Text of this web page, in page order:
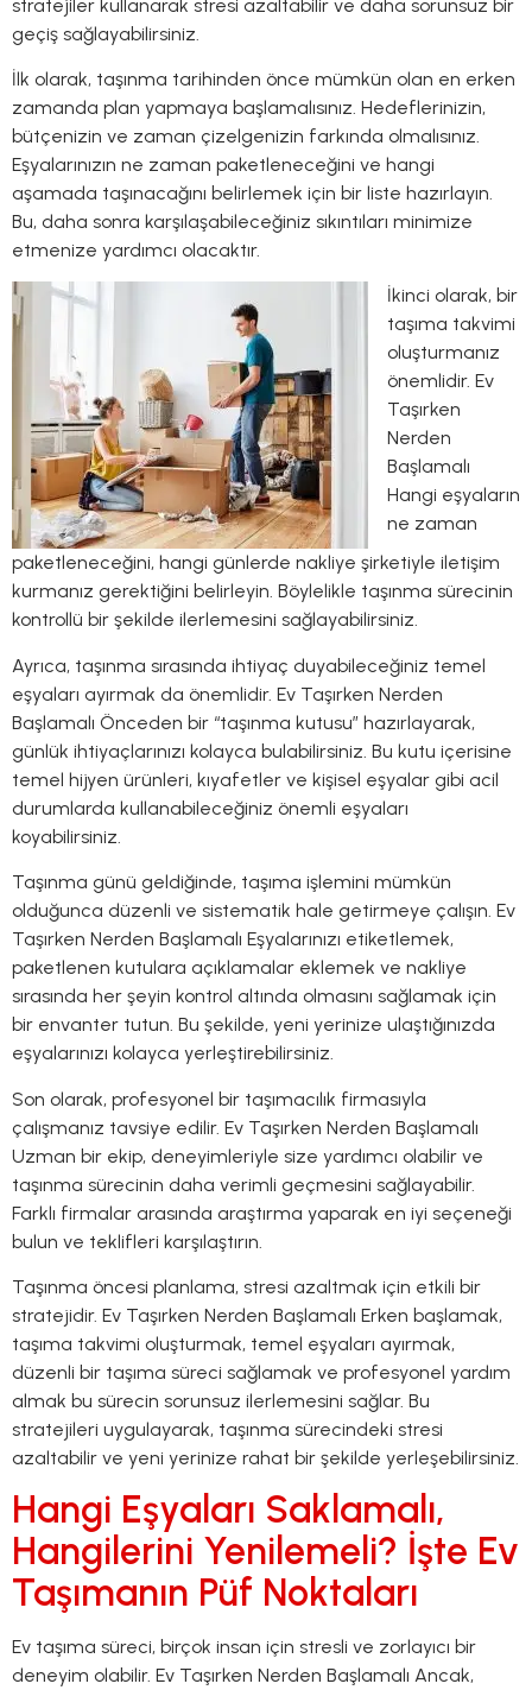
stratejiler kullanarak stresi azaltabilir ve daha sorunsuz bir
geçiş sağlayabilirsiniz.
İlk olarak, taşınma tarihinden önce mümkün olan en erken
zamanda plan yapmaya başlamalısınız. Hedeflerinizin,
bütçenizin ve zaman çizelgenizin farkında olmalısınız.
Eşyalarınızın ne zaman paketleneceğini ve hangi
aşamada taşınacağını belirlemek için bir liste hazırlayın.
Bu, daha sonra karşılaşabileceğiniz sıkıntıları minimize
etmenize yardımcı olacaktır.
İkinci olarak, bir
taşıma takvimi
oluşturmanız
önemlidir. Ev
Taşırken
Nerden
Başlamalı
Hangi eşyaların
ne zaman
paketleneceğini, hangi günlerde nakliye şirketiyle iletişim
kurmanız gerektiğini belirleyin. Böylelikle taşınma sürecinin
kontrollü bir şekilde ilerlemesini sağlayabilirsiniz.
Ayrıca, taşınma sırasında ihtiyaç duyabileceğiniz temel
eşyaları ayırmak da önemlidir. Ev Taşırken Nerden
Başlamalı Önceden bir “taşınma kutusu” hazırlayarak,
günlük ihtiyaçlarınızı kolayca bulabilirsiniz. Bu kutu içerisine
temel hijyen ürünleri, kıyafetler ve kişisel eşyalar gibi acil
durumlarda kullanabileceğiniz önemli eşyaları
koyabilirsiniz.
Taşınma günü geldiğinde, taşıma işlemini mümkün
olduğunca düzenli ve sistematik hale getirmeye çalışın. Ev
Taşırken Nerden Başlamalı Eşyalarınızı etiketlemek,
paketlenen kutulara açıklamalar eklemek ve nakliye
sırasında her şeyin kontrol altında olmasını sağlamak için
bir envanter tutun. Bu şekilde, yeni yerinize ulaştığınızda
eşyalarınızı kolayca yerleştirebilirsiniz.
Son olarak, profesyonel bir taşımacılık firmasıyla
çalışmanız tavsiye edilir. Ev Taşırken Nerden Başlamalı
Uzman bir ekip, deneyimleriyle size yardımcı olabilir ve
taşınma sürecinin daha verimli geçmesini sağlayabilir.
Farklı firmalar arasında araştırma yaparak en iyi seçeneği
bulun ve teklifleri karşılaştırın.
Taşınma öncesi planlama, stresi azaltmak için etkili bir
stratejidir. Ev Taşırken Nerden Başlamalı Erken başlamak,
taşıma takvimi oluşturmak, temel eşyaları ayırmak,
düzenli bir taşıma süreci sağlamak ve profesyonel yardım
almak bu sürecin sorunsuz ilerlemesini sağlar. Bu
stratejileri uygulayarak, taşınma sürecindeki stresi
azaltabilir ve yeni yerinize rahat bir şekilde yerleşebilirsiniz.
Hangi Eşyaları Saklamalı,
Hangilerini Yenilemeli? İşte Ev
Taşımanın Püf Noktaları
Ev taşıma süreci, birçok insan için stresli ve zorlayıcı bir
deneyim olabilir. Ev Taşırken Nerden Başlamalı Ancak,